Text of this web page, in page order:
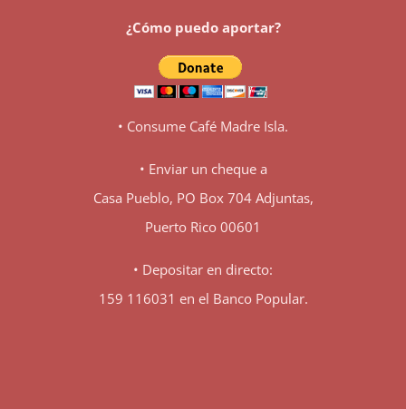
¿Cómo puedo aportar?
• Consume Café Madre Isla.
• Enviar un cheque a
Casa Pueblo, PO Box 704 Adjuntas,
Puerto Rico 00601
• Depositar en directo:
159 116031 en el Banco Popular.